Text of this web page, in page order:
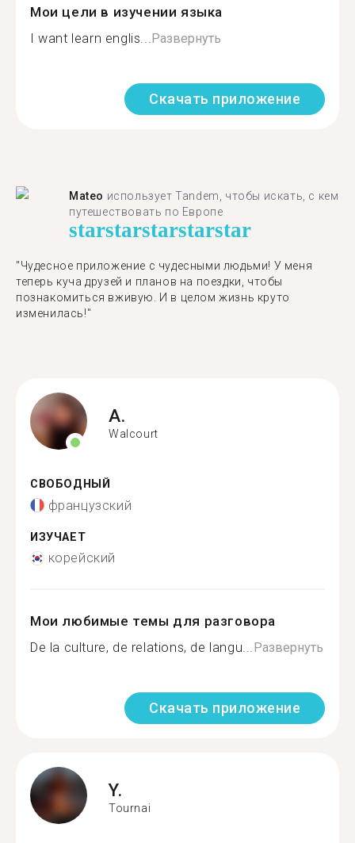
Мои цели в изучении языка
I want learn englis...Развернуть
Скачать приложение
Mateo использует Tandem, чтобы искать, с кем
путешествовать по Европе
starstarstarstarstar
"Чудесное приложение с чудесными людьми! У меня
теперь куча друзей и планов на поездки, чтобы
познакомиться вживую. И в целом жизнь круто
изменилась!"
A.
Walcourt
СВОБОДНЫЙ
французский
ИЗУЧАЕТ
корейский
Мои любимые темы для разговора
De la culture, de relations, de langu...Развернуть
Скачать приложение
Y.
Tournai